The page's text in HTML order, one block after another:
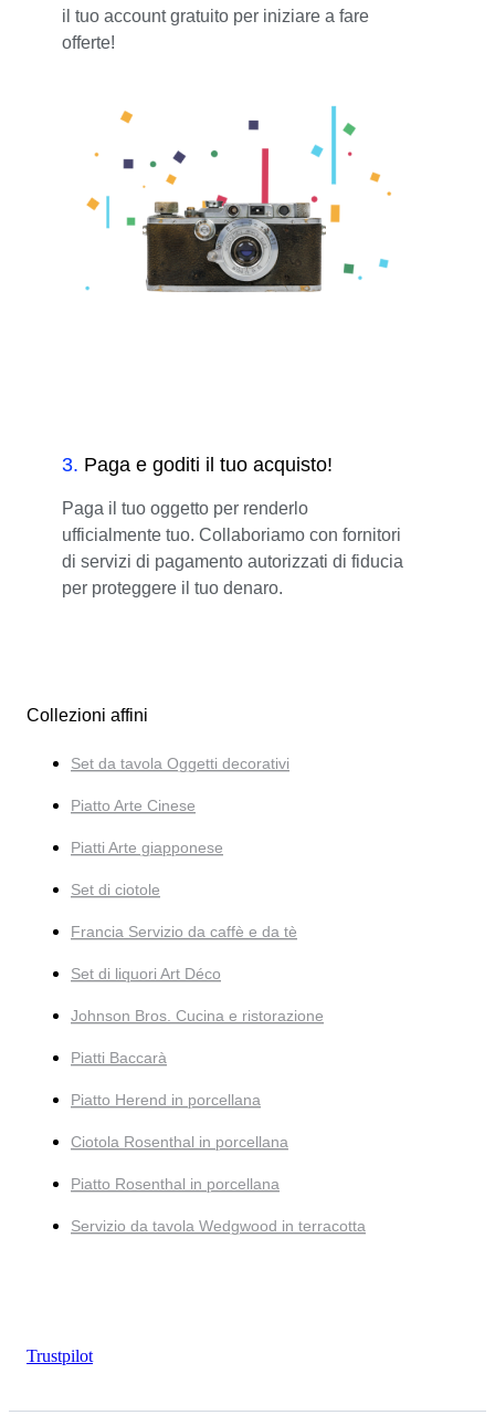
il tuo account gratuito per iniziare a fare
offerte!
3. Paga e goditi il tuo acquisto!
Paga il tuo oggetto per renderlo
ufficialmente tuo. Collaboriamo con fornitori
di servizi di pagamento autorizzati di fiducia
per proteggere il tuo denaro.
Collezioni affini
Set da tavola Oggetti decorativi
Piatto Arte Cinese
Piatti Arte giapponese
Set di ciotole
Francia Servizio da caffè e da tè
Set di liquori Art Déco
Johnson Bros. Cucina e ristorazione
Piatti Baccarà
Piatto Herend in porcellana
Ciotola Rosenthal in porcellana
Piatto Rosenthal in porcellana
Servizio da tavola Wedgwood in terracotta
Trustpilot